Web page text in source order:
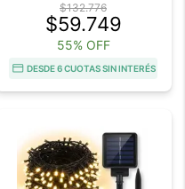
$132.776
$59.749
55% OFF
DESDE 6 CUOTAS SIN INTERÉS